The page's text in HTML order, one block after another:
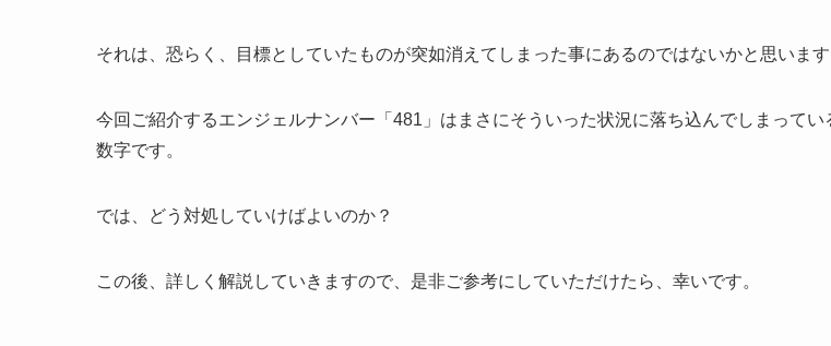
それは、恐らく、目標としていたものが突如消えてしまった事にあるのではないかと思います
今回ご紹介するエンジェルナンバー「481」はまさにそういった状況に落ち込んでしまってい
数字です。
では、どう対処していけばよいのか？
この後、詳しく解説していきますので、是非ご参考にしていただけたら、幸いです。